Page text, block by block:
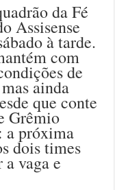
da Fé
Assisense
à tarde.
com
de
ainda
que conte
Grêmio
a próxima
dois times
vaga e